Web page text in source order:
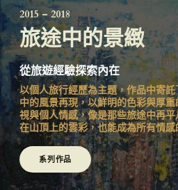
2015 – 2018
旅途中的景緻
從旅遊經驗探索內在
以個人旅行經歷為主題，作品中寄
中的風景再現，以鮮明的色彩與厚
視與個人情感，像是那些旅途中再
在山頂上的雲彩，也能成為所有情
系列作品